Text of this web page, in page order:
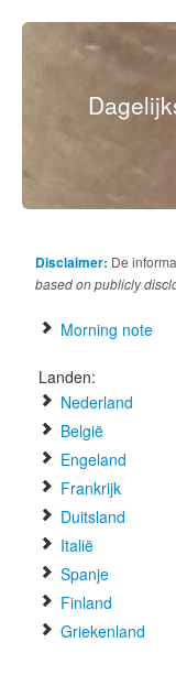
Disclaimer: De
based on publicly
Morning note
Landen:
Nederland
België
Engeland
Frankrijk
Duitsland
Italië
Spanje
Finland
Griekenland